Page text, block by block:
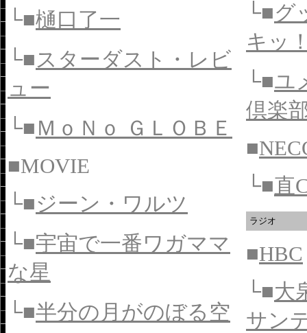
└■樋口了一
└■スターダスト・レビ
ュー
└■ ＭｏＮｏ ＧＬＯＢＥ
■MOVIE
└■ジーン・ワルツ
└■宇宙で一番ワガママ
な星
└■半分の月がのぼる空
└■グ
キッ
└■ユ
倶楽
■
└■直
ラジオ
■HBC
└■大
サン